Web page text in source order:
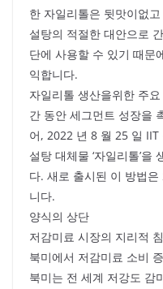
한 자일리톨은 뒷맛이없
설탕의 적절한 대안으로
단에 사용할 수 있기 때문
익합니다.
자일리톨 생산을위한 주
간 동안 세그먼트 성장을
어, 2022 년 8 월 25 일
설탕 대체물 ‘자일리톨’
다. 새로 출시된 이 방법
니다.
양식의 상단
저감미료 시장의 지리적
북미에서 저감미료 소비
북미는 전 세계 저강도 감